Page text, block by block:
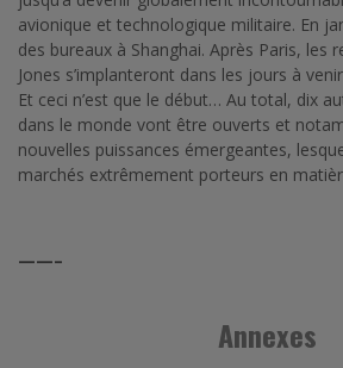
avionique et technologique militaire. En
des bureaux à Shanghai. Après Paris, les
Jones s’implanteront dans les jours à
Et ceci n’est que le début… Au total, dix
dans le monde vont être ouverts et
nouvelles puissances émergeantes,
marchés extrêmement porteurs en
——–
Annexes